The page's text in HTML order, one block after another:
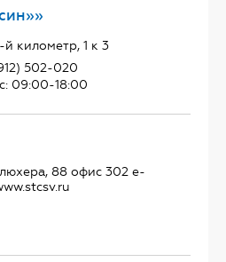
й километр, 1 к 3
502-020
09:00-18:00
88 офис 302 e-